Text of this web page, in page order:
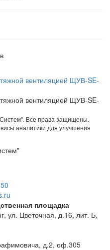
Все права защищены.
аналитики для улучшения
площадка
ул. Цветочная, д.16, лит. Б,
д.2, оф.305